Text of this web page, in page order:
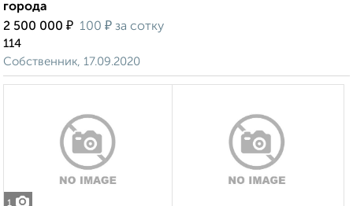
города
2 500 000 ₽ 100 ₽ за сотку
114
Собственник, 17.09.2020
1